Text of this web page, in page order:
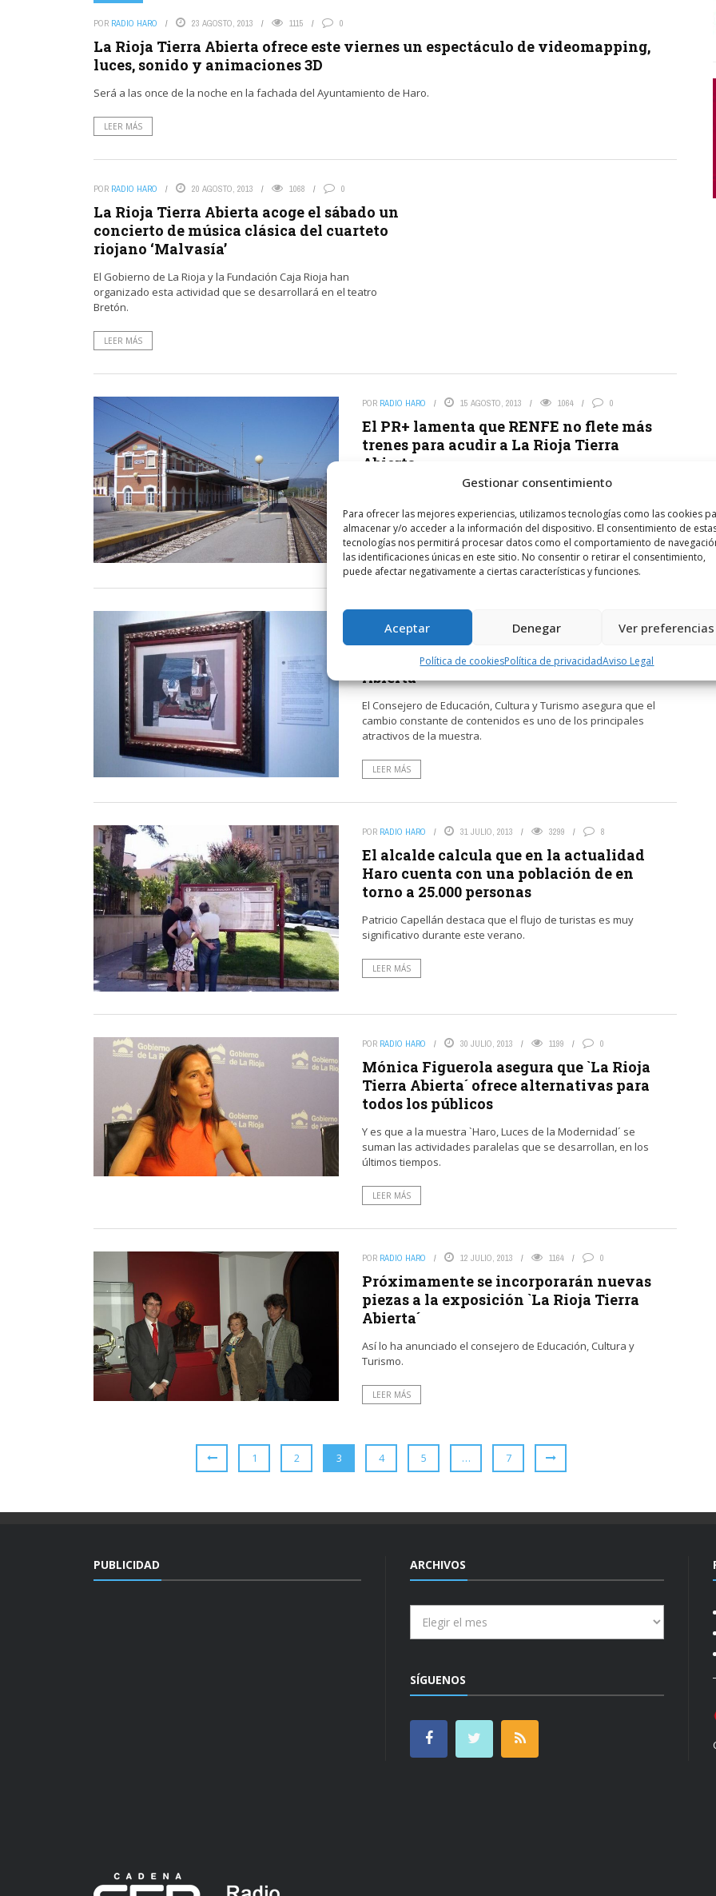
Gestionar consentimiento
Para ofrecer las mejores experiencias, utilizamos tecnologías como las cookies
almacenar y/o acceder a la información del dispositivo. El consentimiento de
tecnologías nos permitirá procesar datos como el comportamiento de
las identificaciones únicas en este sitio. No consentir o retirar el consentimiento,
puede afectar negativamente a ciertas características y funciones.
Aceptar Denegar Ver preferencias
Política de cookiesPolítica de privacidadAviso Legal
POR RADIO HARO 23 AGOSTO, 2013 1115 0
La Rioja Tierra Abierta ofrece este viernes un espectáculo de videomapping,
luces, sonido y animaciones 3D
Será a las once de la noche en la fachada del Ayuntamiento de Haro.
LEER MÁS
POR RADIO HARO 20 AGOSTO, 2013 1068 0
La Rioja Tierra Abierta acoge el sábado un
concierto de música clásica del cuarteto
riojano ‘Malvasía’
El Gobierno de La Rioja y la Fundación Caja Rioja han
organizado esta actividad que se desarrollará en el teatro
Bretón.
LEER MÁS
POR RADIO HARO 15 AGOSTO, 2013 1064 0
El PR+ lamenta que RENFE no flete más
trenes para acudir a La Rioja Tierra
Abierta
Los regionalistas consideran que su propuesta de habilitar
más conexiones, hubiese atraído a un mayor número de
turistas.
LEER MÁS
Gonzalo Capellán invita a riojanos y
visitantes a conocer `La Rioja Tierra
Abierta´
El Consejero de Educación, Cultura y Turismo asegura que el
cambio constante de contenidos es uno de los principales
atractivos de la muestra.
LEER MÁS
POR RADIO HARO 31 JULIO, 2013 3299 8
El alcalde calcula que en la actualidad
Haro cuenta con una población de en
torno a 25.000 personas
Patricio Capellán destaca que el flujo de turistas es muy
significativo durante este verano.
LEER MÁS
POR RADIO HARO 30 JULIO, 2013 1199 0
Mónica Figuerola asegura que `La Rioja
Tierra Abierta´ ofrece alternativas para
todos los públicos
Y es que a la muestra `Haro, Luces de la Modernidad´ se
suman las actividades paralelas que se desarrollan, en los
últimos tiempos.
LEER MÁS
POR RADIO HARO 12 JULIO, 2013 1164 0
Próximamente se incorporarán nuevas
piezas a la exposición `La Rioja Tierra
Abierta´
Así lo ha anunciado el consejero de Educación, Cultura y
Turismo.
LEER MÁS
1 2 3 4 5 … 7
PUBLICIDAD ARCHIVOS
SÍGUENOS